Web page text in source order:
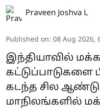
Praveen Joshva L
Published on: 08 Aug 2026,
இந்தியாவில்
கட்டுப்பாடுகளை
கடந்த சில
மாநிலங்களில்